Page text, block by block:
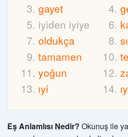
gayet
iyiden iyiye
oldukça
tamamen
yoğun
ıyi
Eş Anlamlısı Nedir? Okunuş ile